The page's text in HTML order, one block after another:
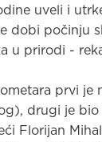
uveli i
dobi počinju
u prirodi -
prvi je
drugi je
Florijan